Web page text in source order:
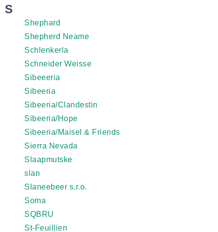
S
Shephard
Shepherd Neame
Schlenkerla
Schneider Weisse
Sibeeeria
Sibeeria
Sibeeria/Clandestin
Sibeeria/Hope
Sibeeria/Maisel & Friends
Sierra Nevada
Slaapmutske
slan
Slaneebeer s.r.o.
Soma
SQBRU
St-Feuillien